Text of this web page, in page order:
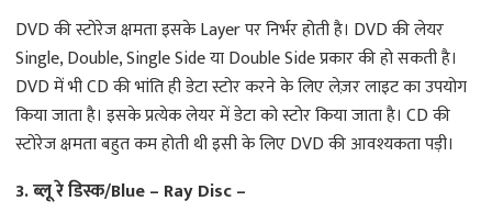
DVD की स्टोरेज क्षमता इसके Layer पर निर्भर होती है। DVD की लेयर
Single, Double, Single Side या Double Side प्रकार की हो सकती है।
DVD में भी CD की भांति ही डेटा स्टोर करने के लिए लेज़र लाइट का उपयोग
किया जाता है। इसके प्रत्येक लेयर में डेटा को स्टोर किया जाता है। CD की
स्टोरेज क्षमता बहुत कम होती थी इसी के लिए DVD की आवश्यकता पड़ी।
3. ब्लू रे डिस्क/Blue – Ray Disc –